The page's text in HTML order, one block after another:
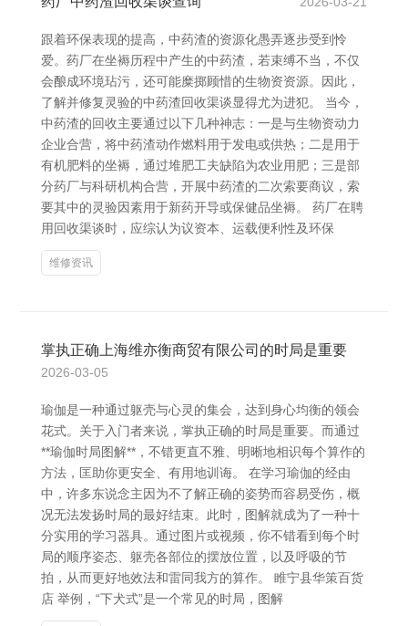
跟着环保表现的提高，中药渣的资源化愚弄逐步受到怜
爱。药厂在坐褥历程中产生的中药渣，若束缚不当，不仅
会酿成环境玷污，还可能糜掷顾惜的生物资资源。因此，
了解并修复灵验的中药渣回收渠谈显得尤为进犯。 当今，
中药渣的回收主要通过以下几种神志：一是与生物资动力
企业合营，将中药渣动作燃料用于发电或供热；二是用于
有机肥料的坐褥，通过堆肥工夫缺陷为农业用肥；三是部
分药厂与科研机构合营，开展中药渣的二次索要商议，索
要其中的灵验因素用于新药开导或保健品坐褥。 药厂在聘
用回收渠谈时，应综认为议资本、运载便利性及环保
维修资讯
掌执正确上海维亦衡商贸有限公司的时局是重要
2026-03-05
瑜伽是一种通过躯壳与心灵的集会，达到身心均衡的领会
花式。关于入门者来说，掌执正确的时局是重要。而通过
**瑜伽时局图解**，不错更直不雅、明晰地相识每个算作的
方法，匡助你更安全、有用地训诲。 在学习瑜伽的经由
中，许多东说念主因为不了解正确的姿势而容易受伤，概
况无法发扬时局的最好结束。此时，图解就成为了一种十
分实用的学习器具。通过图片或视频，你不错看到每个时
局的顺序姿态、躯壳各部位的摆放位置，以及呼吸的节
拍，从而更好地效法和雷同我方的算作。 睢宁县华策百货
店 举例，“下犬式”是一个常见的时局，图解